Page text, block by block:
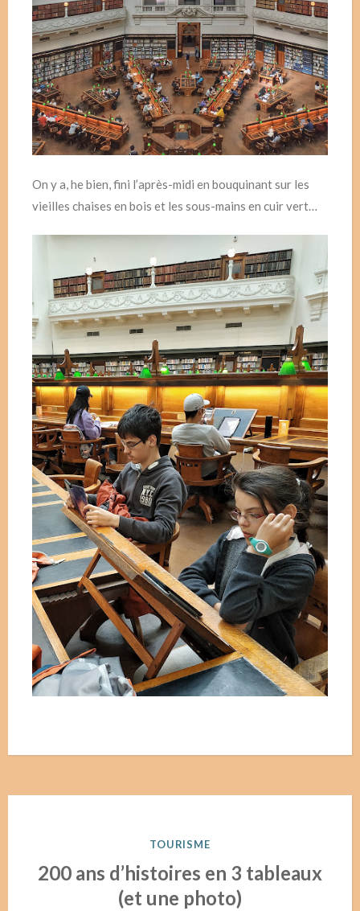
On y a, he bien, fini l’après-midi en bouquinant sur les
vieilles chaises en bois et les sous-mains en cuir vert…
POSTED
TOURISME
200 ans d’histoires en 3 tableaux
(et une photo)